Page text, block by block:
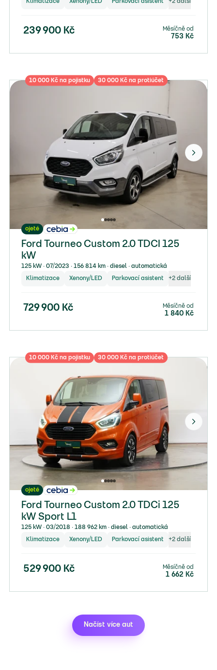
Klimatizace Xenony/LED Parkovací asistent +2 další
239 900 Kč Měsíčně od
753 Kč
10 000 Kč na pojistku 30 000 Kč na protiúčet
ojeté
Ford Tourneo Custom 2.0 TDCI 125
kW
125 kW ∙ 07/2023 ∙ 156 814 km ∙ diesel ∙ automatická
Klimatizace Xenony/LED Parkovací asistent +2 další
729 900 Kč Měsíčně od
1 840 Kč
10 000 Kč na pojistku 30 000 Kč na protiúčet
ojeté
Ford Tourneo Custom 2.0 TDCi 125
kW Sport L1
125 kW ∙ 03/2018 ∙ 188 962 km ∙ diesel ∙ automatická
Klimatizace Xenony/LED Parkovací asistent +2 další
529 900 Kč Měsíčně od
1 662 Kč
Načíst více aut